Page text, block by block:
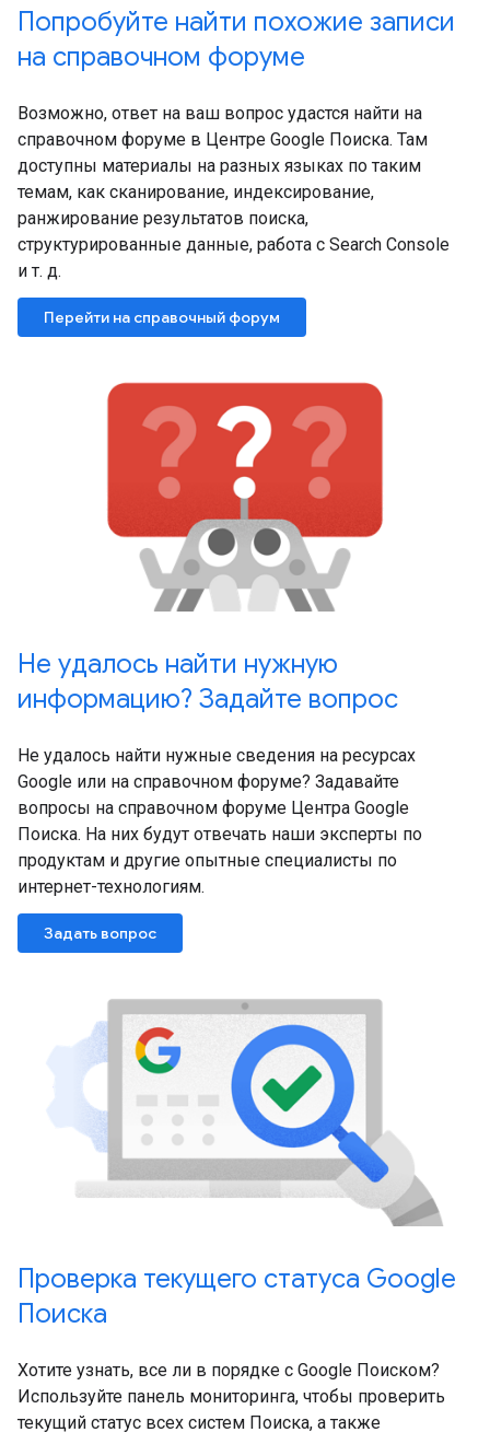
Попробуйте найти похожие записи
на справочном форуме
Возможно, ответ на ваш вопрос удастся найти на
справочном форуме в Центре Google Поиска. Там
доступны материалы на разных языках по таким
темам, как сканирование, индексирование,
ранжирование результатов поиска,
структурированные данные, работа с Search Console
и т. д.
Перейти на справочный форум
Не удалось найти нужную
информацию? Задайте вопрос
Не удалось найти нужные сведения на ресурсах
Google или на справочном форуме? Задавайте
вопросы на справочном форуме Центра Google
Поиска. На них будут отвечать наши эксперты по
продуктам и другие опытные специалисты по
интернет-технологиям.
Задать вопрос
Проверка текущего статуса Google
Поиска
Хотите узнать, все ли в порядке с Google Поиском?
Используйте панель мониторинга, чтобы проверить
текущий статус всех систем Поиска, а также